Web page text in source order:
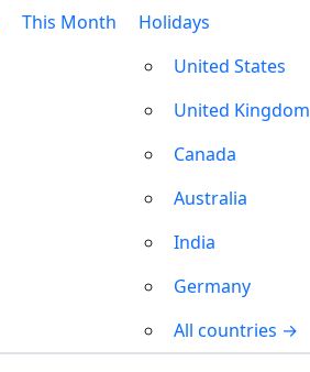
This Month
Holidays
United States
United Kingdom
Canada
Australia
India
Germany
All countries →